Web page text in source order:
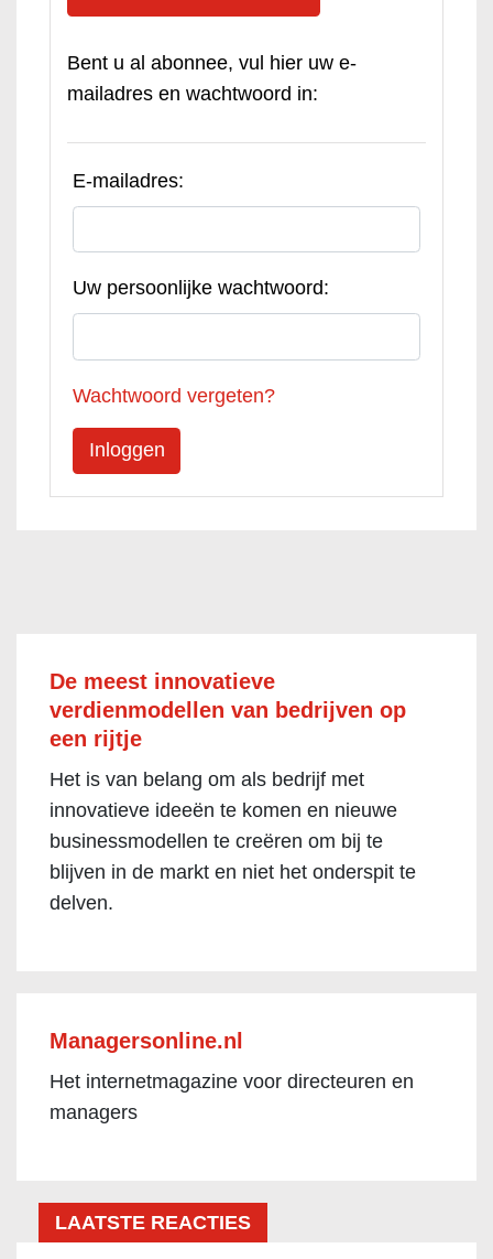
Bent u al abonnee, vul hier uw e-
mailadres en wachtwoord in:
E-mailadres:
Uw persoonlijke wachtwoord:
Wachtwoord vergeten?
De meest innovatieve
verdienmodellen van bedrijven op
een rijtje
Het is van belang om als bedrijf met
innovatieve ideeën te komen en nieuwe
businessmodellen te creëren om bij te
blijven in de markt en niet het onderspit te
delven.
Managersonline.nl
Het internetmagazine voor directeuren en
managers
LAATSTE REACTIES